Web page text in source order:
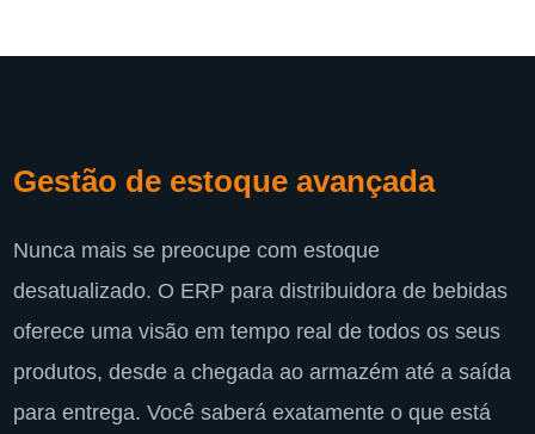
Gestão de estoque avançada
Nunca mais se preocupe com estoque
desatualizado. O ERP para distribuidora de bebidas
oferece uma visão em tempo real de todos os seus
produtos, desde a chegada ao armazém até a saída
para entrega. Você saberá exatamente o que está